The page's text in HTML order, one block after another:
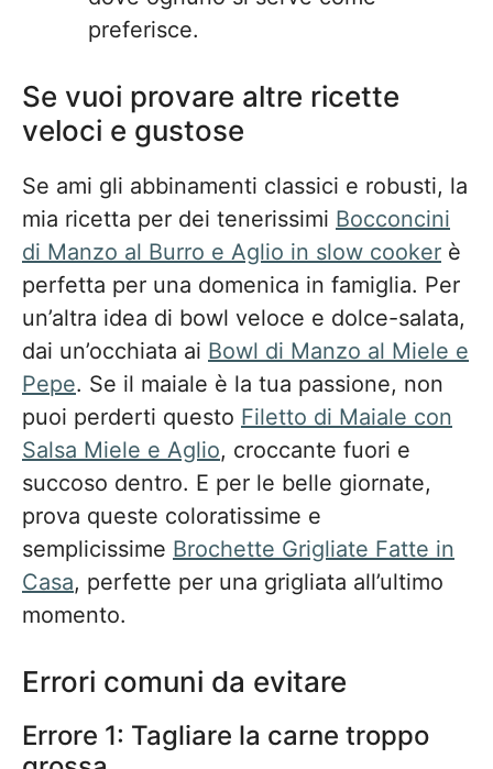
preferisce.
Se vuoi provare altre ricette
veloci e gustose
Se ami gli abbinamenti classici e robusti, la
mia ricetta per dei tenerissimi Bocconcini
di Manzo al Burro e Aglio in slow cooker è
perfetta per una domenica in famiglia. Per
un’altra idea di bowl veloce e dolce-salata,
dai un’occhiata ai Bowl di Manzo al Miele e
Pepe. Se il maiale è la tua passione, non
puoi perderti questo Filetto di Maiale con
Salsa Miele e Aglio, croccante fuori e
succoso dentro. E per le belle giornate,
prova queste coloratissime e
semplicissime Brochette Grigliate Fatte in
Casa, perfette per una grigliata all’ultimo
momento.
Errori comuni da evitare
Errore 1: Tagliare la carne troppo